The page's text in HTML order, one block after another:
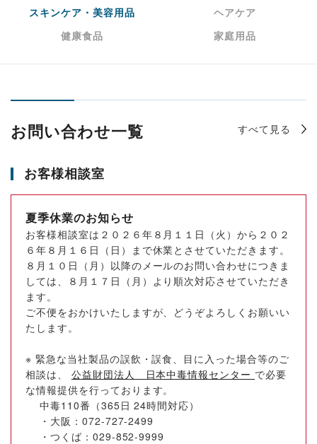
スキンケア・美容用品 ヘアケア
健康食品 家庭用品
お問い合わせ一覧 すべて見る
お客様相談室
夏季休業のお知らせ
お客様相談室は２０２６年８月１１日（火）から２０２
６年８月１６日（日）まで休業とさせていただきます。
８月１０日（月）以降のメールのお問い合わせにつきま
しては、８月１７日（月）より順次対応させていただき
ます。
ご不便をおかけいたしますが、どうぞよろしくお願いい
たします。
※ 緊急な当社製品の誤飲・誤食、目に入った場合等のご
相談は、 公益財団法人 日本中毒情報センター で必要
な情報提供を行っております。
中毒110番（365日 24時間対応）
・大阪：072-727-2499
・つくば：029-852-9999